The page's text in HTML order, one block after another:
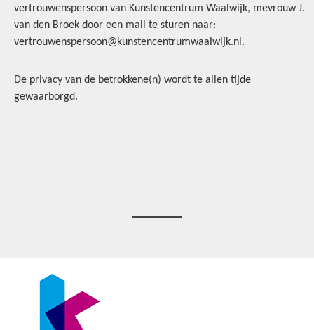
vertrouwenspersoon van Kunstencentrum Waalwijk, mevrouw J.
van den Broek door een mail te sturen naar:
vertrouwenspersoon@kunstencentrumwaalwijk.nl.
De privacy van de betrokkene(n) wordt te allen tijde
gewaarborgd.